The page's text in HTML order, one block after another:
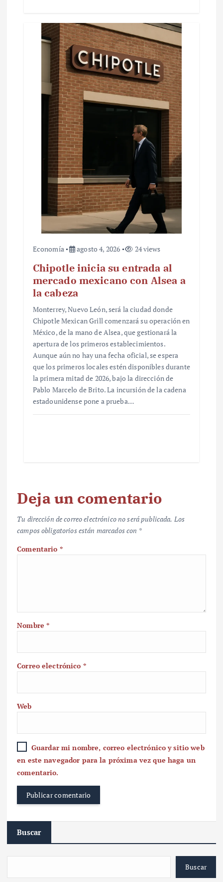
Economía agosto 4, 2026 24 views
Chipotle inicia su entrada al
mercado mexicano con Alsea a
la cabeza
Monterrey, Nuevo León, será la ciudad donde
Chipotle Mexican Grill comenzará su operación en
México, de la mano de Alsea, que gestionará la
apertura de los primeros establecimientos.
Aunque aún no hay una fecha oficial, se espera
que los primeros locales estén disponibles durante
la primera mitad de 2026, bajo la dirección de
Pablo Marcelo de Brito. La incursión de la cadena
estadounidense pone a prueba…
Deja un comentario
Tu dirección de correo electrónico no será publicada. Los
campos obligatorios están marcados con *
Comentario *
Nombre*
Correo electrónico *
Web
Guardar mi nombre, correo electrónico y sitio web
en este navegador para la próxima vez que haga un
comentario.
Buscar
Buscar